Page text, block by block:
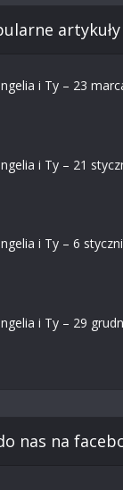
artykuły
i Ty – 23
i Ty – 21
i Ty – 6
i Ty – 29
nas na